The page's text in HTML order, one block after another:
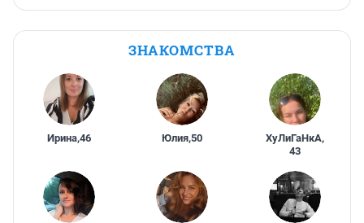
ЗНАКОМСТВА
Ирина,46 Юлия,50 ХуЛиГаНкА,
43